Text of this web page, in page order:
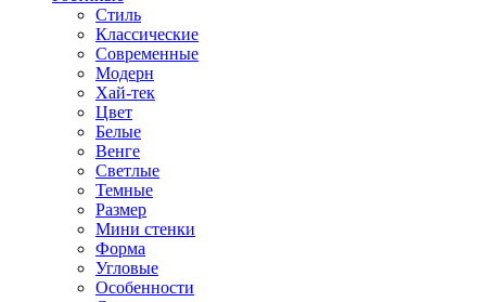
Стиль
Классические
Современные
Модерн
Хай-тек
Цвет
Белые
Венге
Светлые
Темные
Размер
Мини стенки
Форма
Угловые
Особенности